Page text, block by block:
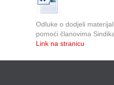
Odluke o dodjeli
pomoći članovima
Link na stranicu